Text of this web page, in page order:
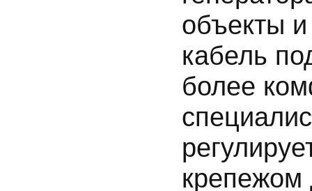
объекты
кабель
более